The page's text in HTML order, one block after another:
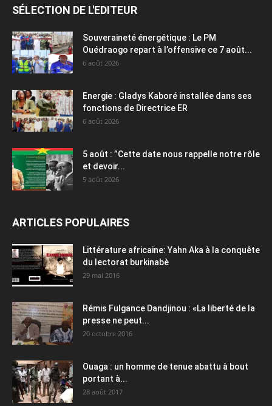
SÉLECTION DE L'EDITEUR
Souveraineté énergétique : Le PM
Ouédraogo repart à l’offensive ce 7 août...
6 août 2026
Energie : Gladys Kaboré installée dans ses
fonctions de Directrice ER
6 août 2026
5 août : ”Cette date nous rappelle notre rôle
et devoir...
5 août 2026
ARTICLES POPULAIRES
Littérature africaine: Yahn Aka à la conquête
du lectorat burkinabè
29 mai 2016
Rémis Fulgance Dandjinou : «La liberté de la
presse ne peut...
20 octobre 2016
Ouaga : un homme de tenue abattu à bout
portant à...
28 août 2017